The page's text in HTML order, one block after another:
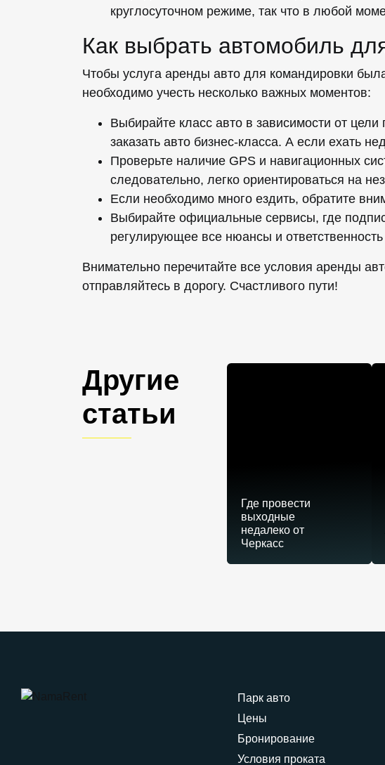
круглосуточном режиме, так что в любой
Как выбрать автомобиль
Чтобы услуга аренды авто для командировки
необходимо учесть несколько важных моментов:
Выбирайте класс авто в зависимости от
заказать авто бизнес-класса. А если ехать
Проверьте наличие GPS и навигационных
следовательно, легко ориентироваться на
Если необходимо много ездить, обратите
Выбирайте официальные сервисы, где
регулирующее все нюансы и ответственность
Внимательно перечитайте все условия аренды
отправляйтесь в дорогу. Счастливого пути!
Другие
статьи
Где провести
выходные
недалеко от
Черкасс
Парк авто
Цены
Бронирование
Условия проката